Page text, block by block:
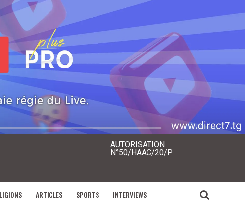
AUTORISATION
N°50/HAAC/20/P
ARTICLES SPORTS INTERVIEWS